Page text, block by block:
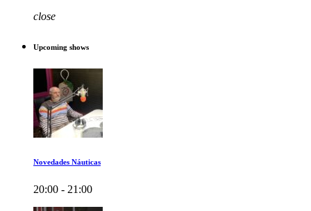
close
Upcoming shows
Novedades Náuticas
20:00 - 21:00